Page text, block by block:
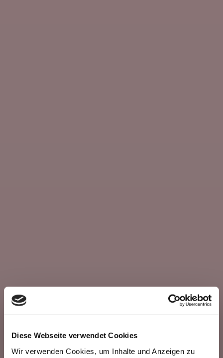
Diese Webseite verwendet Cookies
Wir verwenden Cookies, um Inhalte und Anzeigen zu